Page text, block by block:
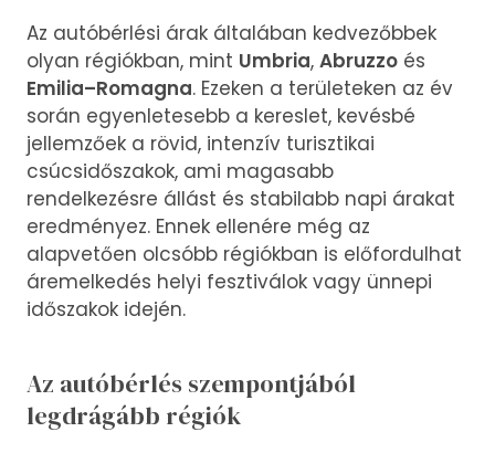
Az autóbérlési árak általában kedvezőbbek
olyan régiókban, mint Umbria, Abruzzo és
Emilia–Romagna. Ezeken a területeken az év
során egyenletesebb a kereslet, kevésbé
jellemzőek a rövid, intenzív turisztikai
csúcsidőszakok, ami magasabb
rendelkezésre állást és stabilabb napi árakat
eredményez. Ennek ellenére még az
alapvetően olcsóbb régiókban is előfordulhat
áremelkedés helyi fesztiválok vagy ünnepi
időszakok idején.
Az autóbérlés szempontjából
legdrágább régiók